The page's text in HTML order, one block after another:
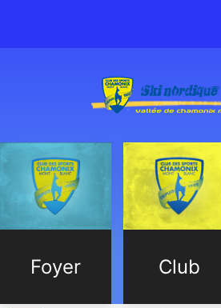
Foyer Club